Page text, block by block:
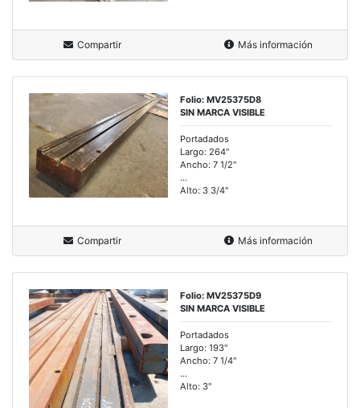
Compartir Más información
Folio: MV25375D8
SIN MARCA VISIBLE
Portadados
Largo: 264"
Ancho: 7 1/2"
...
Alto: 3 3/4"
Compartir Más información
Folio: MV25375D9
SIN MARCA VISIBLE
Portadados
Largo: 193"
Ancho: 7 1/4"
...
Alto: 3"